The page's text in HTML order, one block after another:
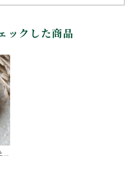
ックした商品